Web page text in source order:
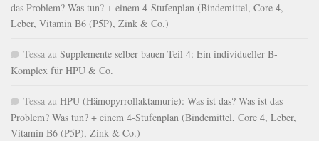
das Problem? Was tun? + einem 4-Stufenplan (Bindemittel, Core 4,
Leber, Vitamin B6 (P5P), Zink & Co.)
Tessa zu Supplemente selber bauen Teil 4: Ein individueller B-
Komplex für HPU & Co.
Tessa zu HPU (Hämopyrrollaktamurie): Was ist das? Was ist das
Problem? Was tun? + einem 4-Stufenplan (Bindemittel, Core 4, Leber,
Vitamin B6 (P5P), Zink & Co.)